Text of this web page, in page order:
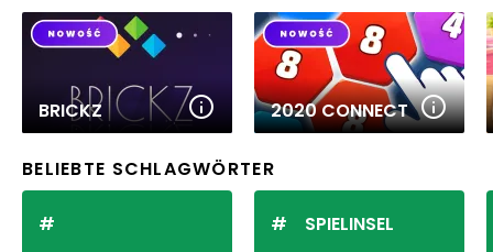
BRICKZ 2020 CONNECT
BELIEBTE SCHLAGWÖRTER
SPIELINSEL